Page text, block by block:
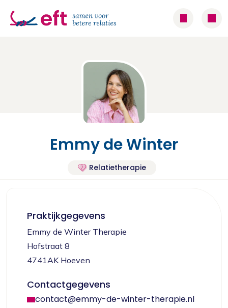
Emmy de Winter
Relatietherapie
Praktijkgegevens
Emmy de Winter Therapie
Hofstraat 8
4741AK Hoeven
Contactgegevens
contact@emmy-de-winter-therapie.nl